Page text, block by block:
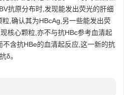
抗原分布时,发现能发出荧光的肝细
,确认其为HBcAg,另一些能发出荧
核心颗粒,亦不与抗HBc参考血清起
含抗HBe的血清起反应,这一新的抗
δ。